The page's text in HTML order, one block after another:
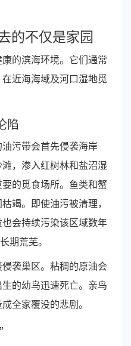
的不仅是家园
的滨海环境。它们通常
近海海域及河口湿地觅
陷
污带会首先侵袭海岸
，渗入红树林和盐沼湿
的觅食场所。鱼类和蟹
竭。即使油污被清理，
会持续污染该区域数年
期荒芜。
袭巢区。粘稠的原油会
的幼鸟迅速死亡。亲鸟
全家覆没的悲剧。